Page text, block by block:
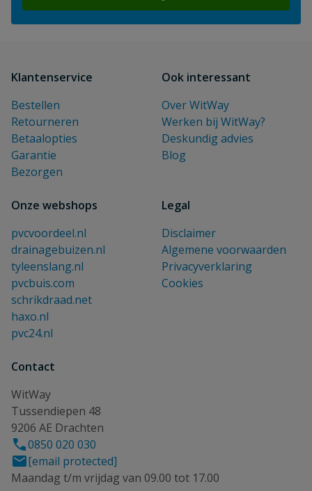
Klantenservice
Bestellen
Retourneren
Betaalopties
Garantie
Bezorgen
Ook interessant
Over WitWay
Werken bij WitWay?
Deskundig advies
Blog
Onze webshops
pvcvoordeel.nl
drainagebuizen.nl
tyleenslang.nl
pvcbuis.com
schrikdraad.net
haxo.nl
pvc24.nl
Legal
Disclaimer
Algemene voorwaarden
Privacyverklaring
Cookies
Contact
WitWay
Tussendiepen 48
9206 AE Drachten
0850 020 030
[email protected]
Maandag t/m vrijdag van 09.00 tot 17.00